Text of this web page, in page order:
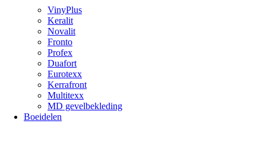
VinyPlus
Keralit
Novalit
Fronto
Profex
Duafort
Eurotexx
Kerrafront
Multitexx
MD gevelbekleding
Boeidelen